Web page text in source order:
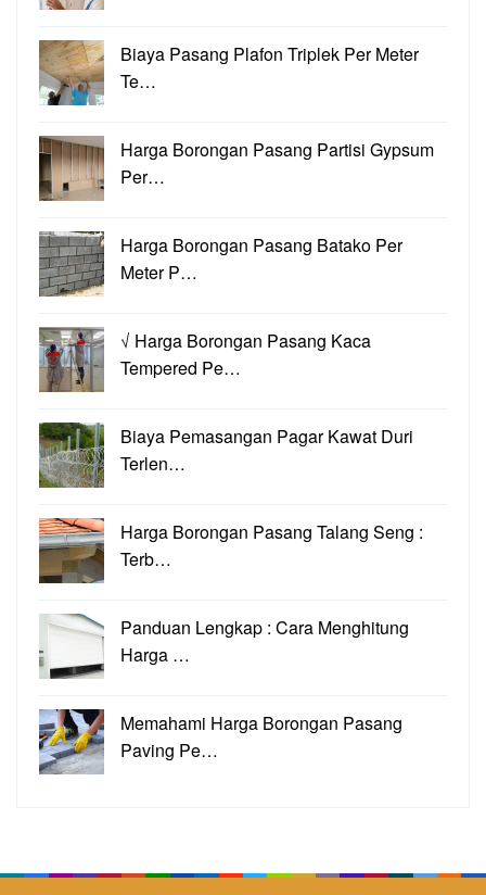
Biaya Pasang Plafon Triplek Per Meter
Te…
Harga Borongan Pasang Partisi Gypsum
Per…
Harga Borongan Pasang Batako Per
Meter P…
√ Harga Borongan Pasang Kaca
Tempered Pe…
Biaya Pemasangan Pagar Kawat Duri
Terlen…
Harga Borongan Pasang Talang Seng :
Terb…
Panduan Lengkap : Cara Menghitung
Harga …
Memahami Harga Borongan Pasang
Paving Pe…